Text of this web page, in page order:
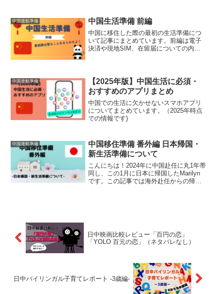
中国渡航準備 中国生活準備 前編
中国に移住した際の最初の生活準備につ
いて記事にまとめています。前編は電子
決済や現地SIM、在留届についての内容
中国渡航準備
【2025年版】中国生活に必須・
おすすめのアプリまとめ
中国での生活に欠かせないスマホアプリ
についてまとめています。（2025年時点
での情報です)
中国渡航準備
中国移住準備 番外編 日本帰国・
新生活準備について
こんにちは！2024年に中国赴任に丸1年帯
同し、この1月に日本に帰国したMarilyn
です。この記事では海外赴任からの帰国
日中映画比較レビュー「百円の恋」
「YOLO 百元の恋」（ネタバレなし）
日中バイリンガル子育てレポート -3歳編-